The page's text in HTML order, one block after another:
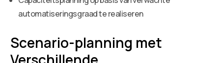
automatiseringsgraad te realiseren
Scenario-planning met